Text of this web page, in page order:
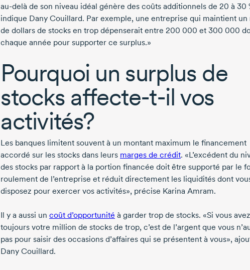
au-delà de son niveau idéal génère des coûts additionnels de 20 à 30
indique Dany Couillard. Par exemple, une entreprise qui maintient
de dollars de stocks en trop dépenserait entre 200 000 et 300 000
chaque année pour supporter ce surplus.»
Pourquoi un surplus de
stocks affecte-t-il vos
activités?
Les banques limitent souvent à un montant maximum le financement
accordé sur les stocks dans leurs marges de crédit. «L’excédent du
des stocks par rapport à la portion financée doit être supporté par le
roulement de l’entreprise et réduit directement les liquidités dont
disposez pour exercer vos activités», précise Karina Amram.
Il y a aussi un coût d’opportunité à garder trop de stocks. «Si vous avez
toujours votre million de stocks de trop, c’est de l’argent que vous
pas pour saisir des occasions d’affaires qui se présentent à vous»,
Dany Couillard.